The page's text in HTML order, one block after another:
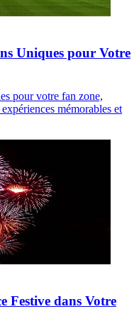
Uniques pour Votre
pour votre fan zone,
mémorables et
Festive dans Votre